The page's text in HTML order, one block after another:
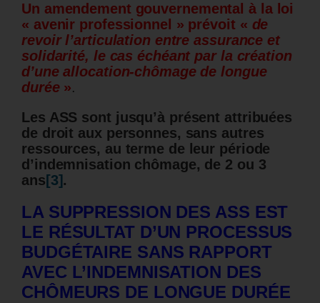
Un amendement gouvernemental à la loi
« avenir professionnel » prévoit « de
revoir l’articulation entre assurance et
solidarité, le cas échéant par la création
d’une allocation-chômage de longue
durée».
Les ASS sont jusqu’à présent attribuées
de droit aux personnes, sans autres
ressources, au terme de leur période
d’indemnisation chômage, de 2 ou 3
ans [3].
LA SUPPRESSION DES ASS EST
LE RÉSULTAT D’UN PROCESSUS
BUDGÉTAIRE SANS RAPPORT
AVEC L’INDEMNISATION DES
CHÔMEURS DE LONGUE DURÉE